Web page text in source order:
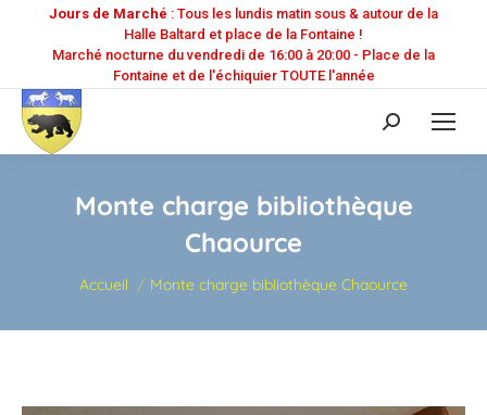
Jours de Marché : Tous les lundis matin sous & autour de la
Halle Baltard et place de la Fontaine !
Marché nocturne du vendredi de 16:00 à 20:00 - Place de la
Fontaine et de l'échiquier TOUTE l'année
Recherche
:
Monte charge bibliothèque
Chaource
Vous êtes ici :
Accueil Monte charge bibliothèque Chaource